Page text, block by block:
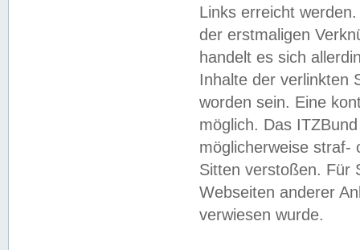
Links erreicht
der erstmaligen
handelt es sich
Inhalte der verlinkten
worden sein. Eine
möglich. Das
möglicherweise straf-
Sitten verstoßen. Für
Webseiten anderer
verwiesen wurde.